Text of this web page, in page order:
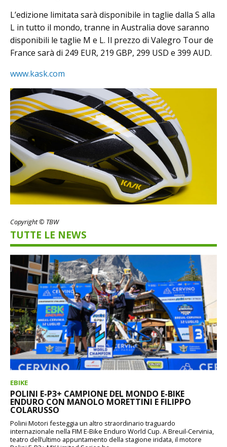
L’edizione limitata sarà disponibile in taglie dalla S alla
L in tutto il mondo, tranne in Australia dove saranno
disponibili le taglie M e L. Il prezzo di Valegro Tour de
France sarà di 249 EUR, 219 GBP, 299 USD e 399 AUD.
www.kask.com
Copyright © TBW
TUTTE LE NEWS
EBIKE
POLINI E-P3+ CAMPIONE DEL MONDO E-BIKE
ENDURO CON MANOLO MORETTINI E FILIPPO
COLARUSSO
Polini Motori festeggia un altro straordinario traguardo
internazionale nella FIM E-Bike Enduro World Cup. A Breuil-Cervinia,
teatro dell’ultimo appuntamento della stagione iridata, il motore